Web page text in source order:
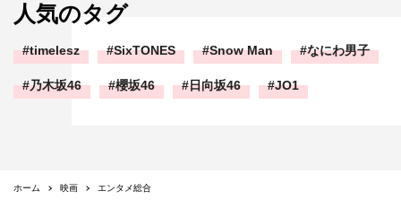
人気のタグ
timelesz SixTONES Snow Man なにわ男子
乃木坂46 櫻坂46 日向坂46 JO1
ホーム 映画
エンタメ総合